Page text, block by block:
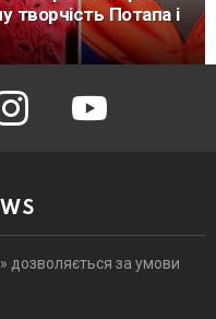
творчість Потапа і
instagram youtube
дозволяється за умови